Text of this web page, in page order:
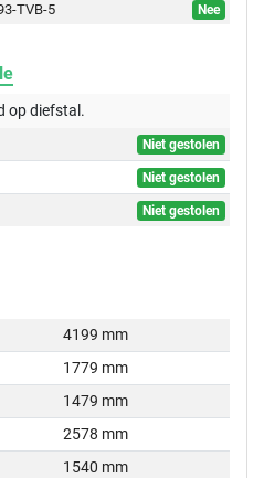
TVB-5
Nee
opdiefstal.
Niet gestolen
Niet gestolen
Niet gestolen
4199 mm
1779 mm
1479 mm
2578 mm
1540 mm